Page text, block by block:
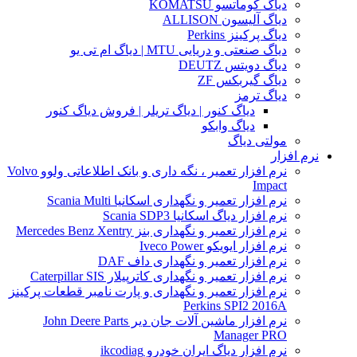
دیاگ کوماتسو KOMATSU
دیاگ آلیسون ALLISON
دیاگ پرکینز Perkins
دیاگ صنعتی و دریایی MTU | دیاگ ام تی یو
دیاگ دویتس DEUTZ
دیاگ گیربکس ZF
دیاگ ترمز
دیاگ کنور | دیاگ تریلر | فروش دیاگ کنور
دیاگ وابکو
مولتی دیاگ
نرم افزار
نرم افزار تعمیر ، نگه داری و بانک اطلاعاتی ولوو Volvo
Impact
نرم افزار تعمیر و نگهداری اسکانیا Scania Multi
نرم افزار دیاگ اسکانیا Scania SDP3
نرم افزار تعمیر و نگهداری بنز Mercedes Benz Xentry
نرم افزار ایویکو Iveco Power
نرم افزار تعمیر و نگهداری داف DAF
نرم افزار تعمیر و نگهداری کاترپیلار Caterpillar SIS
نرم افزار تعمیر و نگهداری و پارت نامبر قطعات پرکینز
Perkins SPI2 2016A
نرم افزار ماشین آلات جان دیر John Deere Parts
Manager PRO
نرم افزار دیاگ ایران خودرو ikcodiag